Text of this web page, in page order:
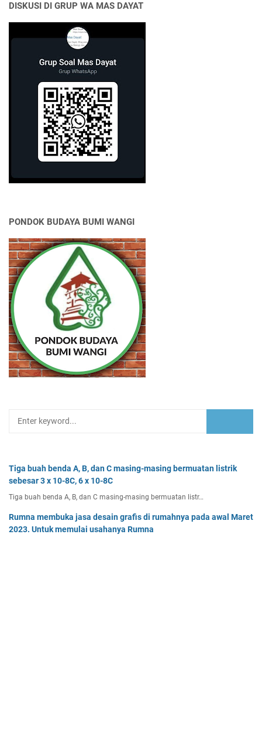
DISKUSI DI GRUP WA MAS DAYAT
PONDOK BUDAYA BUMI WANGI
Tiga buah benda A, B, dan C masing-masing bermuatan listrik
sebesar 3 x 10-8C, 6 x 10-8C
Tiga buah benda A, B, dan C masing-masing bermuatan listr…
Rumna membuka jasa desain grafis di rumahnya pada awal Maret
2023. Untuk memulai usahanya Rumna